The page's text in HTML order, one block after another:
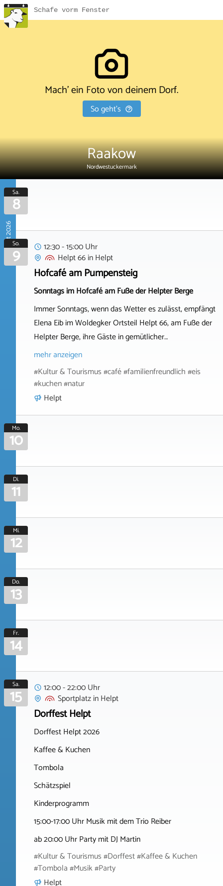
Schafe vorm Fenster
Mach' ein Foto von deinem Dorf.
So geht's
Raakow
Nordwestuckermark
August 2026
Sa.
8
So.
9
12:30 - 15:00 Uhr
Helpt 66inHelpt
Hofcafé am Pumpensteig
Sonntags im Hofcafé am Fuße der Helpter Berge
Immer Sonntags, wenn das Wetter es zulässt, empfängt
Elena Eib im Woldegker Ortsteil Helpt 66, am Fuße der
Helpter Berge, ihre Gäste in gemütlicher…
mehr anzeigen
#Kultur & Tourismus #café #familienfreundlich #eis
#kuchen #natur
Helpt
Mo.
10
Di.
11
Mi.
12
Do.
13
Fr.
14
Sa.
15
12:00 - 22:00 Uhr
SportplatzinHelpt
Dorffest Helpt
Dorffest Helpt 2026
Kaffee & Kuchen
Tombola
Schätzspiel
Kinderprogramm
15:00-17:00 Uhr Musik mit dem Trio Reiber
ab 20:00 Uhr Party mit DJ Martin
#Kultur & Tourismus #Dorffest #Kaffee & Kuchen
#Tombola #Musik #Party
Helpt